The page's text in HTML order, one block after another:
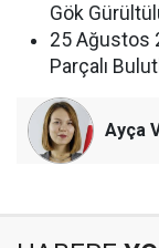
Gök
25 Ağustos
Parçalı
Ayça